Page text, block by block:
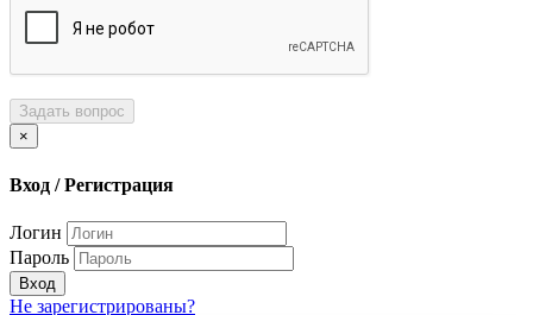
Задать вопрос
×
Вход / Регистрация
Логин
Пароль
Вход
Не зарегистрированы?